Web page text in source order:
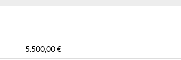
5.500,00 €